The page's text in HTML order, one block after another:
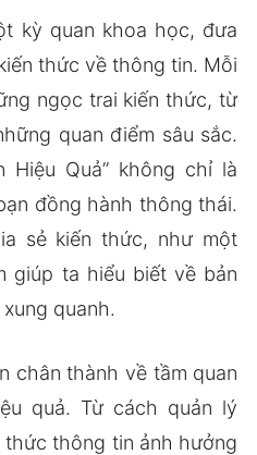
kỳ quan khoa học, đưa
thức về thông tin. Mỗi
ngọc trai kiến thức, từ
quan điểm sâu sắc.
Hiệu Quả” không chỉ là
đồng hành thông thái.
sẻ kiến thức, như một
giúp ta hiểu biết về bản
quanh.
chân thành về tầm quan
quả. Từ cách quản lý
thông tin ảnh hưởng